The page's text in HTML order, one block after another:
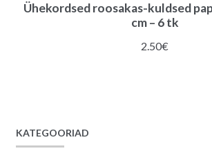
Ühekordsed roosakas-kuldsed
cm – 6 tk
2.50€
KATEGOORIAD